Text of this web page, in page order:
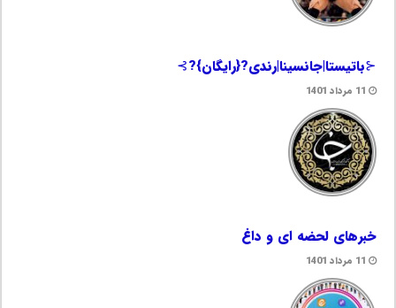
⊰باتیستا|جانسینا|رندی?{رایگان}?⊱
11 مرداد 1401
خبرهای لحضه ای و داغ
11 مرداد 1401